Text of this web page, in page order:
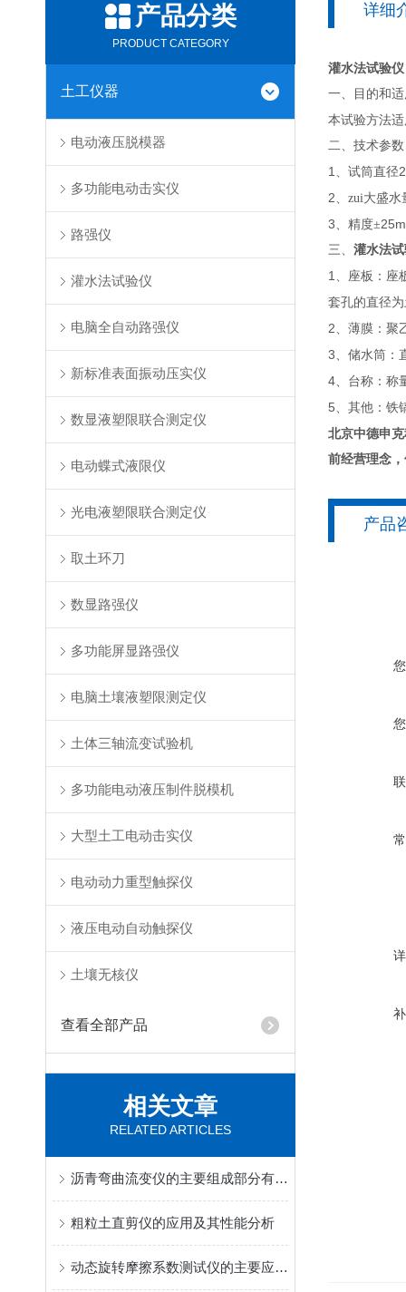
产品分类
PRODUCT CATEGORY
土工仪器
电动液压脱模器
多功能电动击实仪
路强仪
灌水法试验仪
电脑全自动路强仪
新标准表面振动压实仪
数显液塑限联合测定仪
电动蝶式液限仪
光电液塑限联合测定仪
取土环刀
数显路强仪
多功能屏显路强仪
电脑土壤液塑限测定仪
土体三轴流变试验机
多功能电动液压制件脱模机
大型土工电动击实仪
电动动力重型触探仪
液压电动自动触探仪
土壤无核仪
查看全部产品
相关文章
RELATED ARTICLES
沥青弯曲流变仪的主要组成部分有哪些？
粗粒土直剪仪的应用及其性能分析
动态旋转摩擦系数测试仪的主要应用领域有哪些？
详细
灌水法试验仪
一、目的和
本试验方法
二、技术参
1 、试筒直径
2、zui大盛水
3、精度±
三、 灌水法
1 、座板：座
套孔的直径
2、薄膜：聚
3、储水筒：
4、台称：称
5、其他：铁
北京中德申
前经营理念
产品